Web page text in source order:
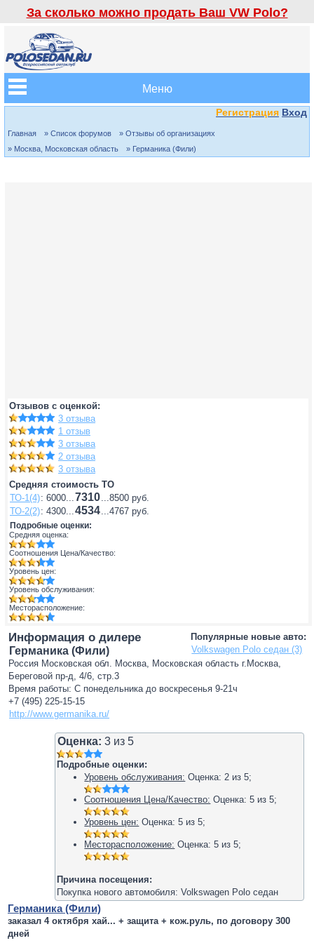
За сколько можно продать Ваш VW Polo?
Меню
Регистрация Вход
Главная » Список форумов
» Отзывы об организациях
» Москва, Московская область
» Германика (Фили)
Отзывов с оценкой:
3 отзыва
1 отзыв
3 отзыва
2 отзыва
3 отзыва
Средняя стоимость ТО
ТО-1(4): 6000...7310...8500 руб.
ТО-2(2): 4300...4534...4767 руб.
Подробные оценки:
Средняя оценка:
Соотношения Цена/Качество:
Уровень цен:
Уровень обслуживания:
Месторасположение:
Популярные новые авто:
Volkswagen Polo седан (3)
Информация о дилере
Германика (Фили)
Россия Московская обл. Москва, Московская область г.Москва,
Береговой пр-д, 4/6, стр.3
Время работы: С понедельника до воскресенья 9-21ч
+7 (495) 225-15-15
http://www.germanika.ru/
Оценка: 3 из5
Подробные оценки:
Уровень обслуживания: Оценка:2 из5;
Соотношения Цена/Качество: Оценка:5 из5;
Уровень цен: Оценка:5 из5;
Месторасположение: Оценка:5 из5;
Причина посещения:
Покупка нового автомобиля: Volkswagen Polo седан
Германика (Фили)
заказал 4 октября хай... + защита + кож.руль, по договору 300
дней